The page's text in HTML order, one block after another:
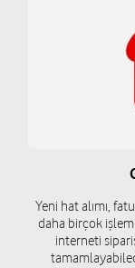
Yeni hat alımı,
daha birçok
interneti